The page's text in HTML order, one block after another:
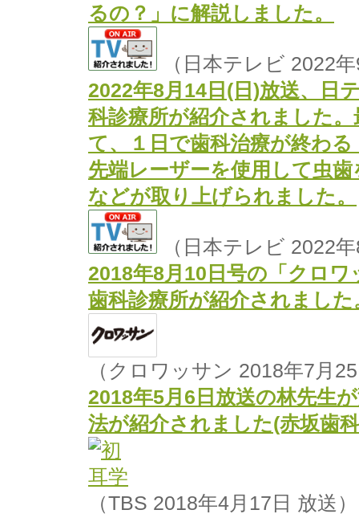
るの？」に解説しました。
（日本テレビ 2022
2022年8月14日(日)放送、日
科診療所が紹介されました
て、１日で歯科治療が終わ
先端レーザーを使用して虫
などが取り上げられました。
（日本テレビ 2022
2018年8月10日号の「クロ
歯科診療所が紹介されました
（クロワッサン 2018年7月
2018年5月6日放送の林先生
法が紹介されました(赤坂歯
（TBS 2018年4月17日 放送）